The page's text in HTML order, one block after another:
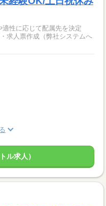
性に応じて配属先を決定
求人票作成（弊社システムへ
ル求人）